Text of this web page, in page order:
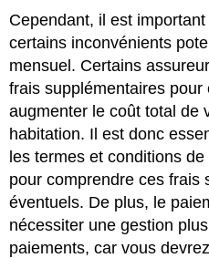
Cependant, il est
certains inconvénients
mensuel. Certains
frais supplémentaires
augmenter le coût total de
habitation. Il est donc
les termes et conditions de
pour comprendre ces frais
éventuels. De plus, le
nécessiter une gestion
paiements, car vous